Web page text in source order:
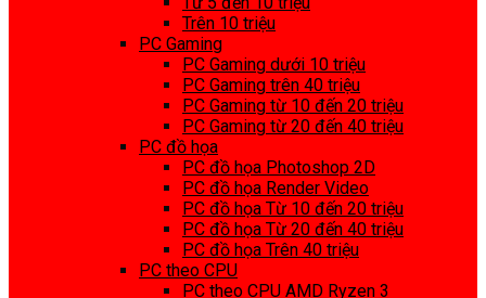
Trên 10 triệu
PC Gaming
PC Gaming dưới 10 triệu
PC Gaming trên 40 triệu
PC Gaming từ 10 đến 20 triệu
PC Gaming từ 20 đến 40 triệu
PC đồ họa
PC đồ họa Photoshop 2D
PC đồ họa Render Video
PC đồ họa Từ 10 đến 20 triệu
PC đồ họa Từ 20 đến 40 triệu
PC đồ họa Trên 40 triệu
PC theo CPU
PC theo CPU AMD Ryzen 3